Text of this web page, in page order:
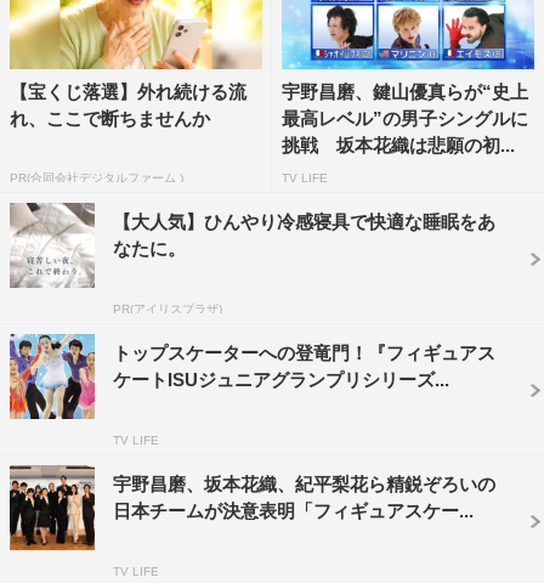
ァイナル2022」。3年ぶりに開催された「グランプリファ
イナル」には、世界王者・宇野昌磨を筆頭に男子4人（三
浦佳生、山本草太、佐藤駿）、世界女王・坂本花織を中心
に女子3人（三原舞依、渡辺倫果）、そしてペアは“りくり
ゅう”こと三浦璃来／木原龍一と、過去最多の日本人選手
が出場した。
男子シングルでは、宇野昌磨が自身初の「グランプリファ
イナル」優勝。“4回転の申し子”と言われるイリア・マリ
ニン（アメリカ）を抑え、悲願の初優勝を果たした。さら
に、難病および体調不良による約1年半の療養を経て「グ
ランプリシリーズ」初出場の切符をつかんだ三原舞依が、
女子シングルにおいて最後の最後で逆転優勝。ペアでも、
今季絶好調のりくりゅうが日本勢のペア初となる優勝を果
たした。
テレビ朝日系では、4月13日（木）～16日（日）に開催さ
【宝くじ落選】外れ続ける流
れ、ここで断ちませんか
PR(合同会社デジタルファーム )
宇野昌磨、鍵山優真らが“史上
最高レベル”の男子シングルに
挑戦 坂本花織は悲願の初...
TV LIFE
【大人気】ひんやり冷感寝具で快適な睡眠をあ
なたに。
PR(アイリスプラザ)
トップスケーターへの登竜門！『フィギュアス
ケートISUジュニアグランプリシリーズ...
TV LIFE
宇野昌磨、坂本花織、紀平梨花ら精鋭ぞろいの
日本チームが決意表明「フィギュアスケー...
TV LIFE